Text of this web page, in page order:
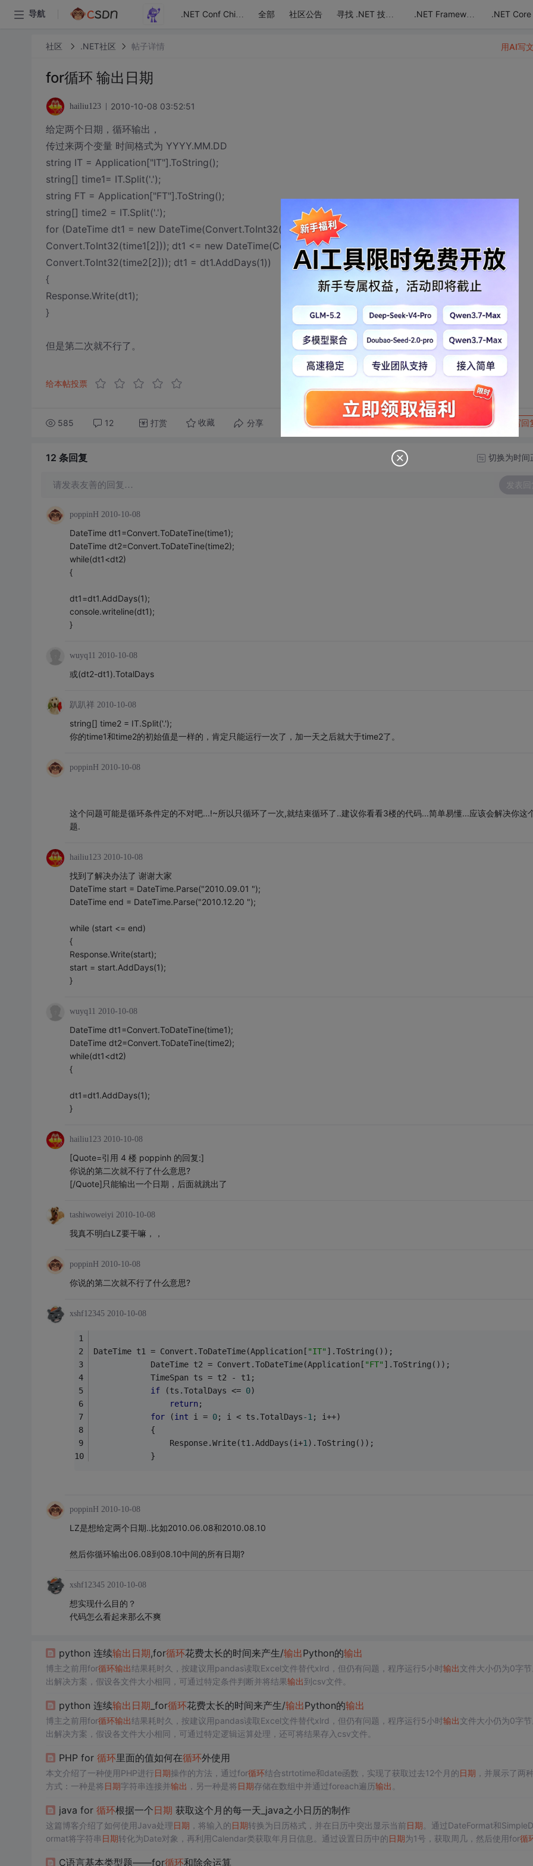
导航 .NET Conf China 全部 社区公告 寻找 .NET 技术达人 .NET Framework .NET Core
社区 .NET社区 帖子详情
for循环 输出日期
hailiu123 2010-10-08 03:52:51
给定两个日期，循环输出，
传过来两个变量 时间格式为 YYYY.MM.DD
string IT = Application["IT"].ToString();
string[] time1= IT.Split('.');
string FT = Application["FT"].ToString();
string[] time2 = IT.Split('.');
for (DateTime dt1 = new DateTime(Convert.ToInt32(time1[0]), Convert.ToInt32(time1[1]),
Convert.ToInt32(time1[2])); dt1 <= new DateTime(Convert.ToInt32(time2[0]), Convert.ToInt32(time2[1]),
Convert.ToInt32(time2[2])); dt1 = dt1.AddDays(1))
{
Response.Write(dt1);
}
但是第二次就不行了。
给本帖投票
585 12 打赏 收藏 分享 转发到动态 举报 写回
用AI写
12 条回复 切换为时间
请发表友善的回复… 发表回
poppinH 2010-10-08
DateTime dt1=Convert.ToDateTine(time1);
DateTime dt2=Convert.ToDateTine(time2);
while(dt1<dt2)
{
dt1=dt1.AddDays(1);
console.writeline(dt1);
}
wuyq11 2010-10-08
或(dt2-dt1).TotalDays
趴趴祥 2010-10-08
string[] time2 = IT.Split('.');
你的time1和time2的初始值是一样的，肯定只能运行一次了，加一天之后就大于time2了。
poppinH 2010-10-08
这个问题可能是循环条件定的不对吧...!~所以只循环了一次,就结束循环了..建议你看看3楼的代码...简单易懂...应该会解决你这
题.
hailiu123 2010-10-08
找到了解决办法了 谢谢大家
DateTime start = DateTime.Parse("2010.09.01 ");
DateTime end = DateTime.Parse("2010.12.20 ");
while (start <= end)
{
Response.Write(start);
start = start.AddDays(1);
}
wuyq11 2010-10-08
DateTime dt1=Convert.ToDateTine(time1);
DateTime dt2=Convert.ToDateTine(time2);
while(dt1<dt2)
{
dt1=dt1.AddDays(1);
}
hailiu123 2010-10-08
[Quote=引用 4 楼 poppinh 的回复:]
你说的第二次就不行了什么意思?
[/Quote]只能输出一个日期，后面就跳出了
tashiwoweiyi 2010-10-08
我真不明白LZ要干嘛，，
poppinH 2010-10-08
你说的第二次就不行了什么意思?
xshf12345 2010-10-08
DateTime t1 = Convert.ToDateTime(Application[ "IT" ].ToString());
            DateTime t2 = Convert.ToDateTime(Application[
"FT" ].ToString());
            TimeSpan ts = t2 - t1;
if (ts.TotalDays <= 0)
return;
for (int i = 0; i < ts.TotalDays-1 ; i++)
            {
                Response.Write(t1.AddDays(i+
1 ).ToString());
            }
poppinH 2010-10-08
LZ是想给定两个日期..比如2010.06.08和2010.08.10
然后你循环输出06.08到08.10中间的所有日期?
xshf12345 2010-10-08
想实现什么目的？
代码怎么看起来那么不爽
python 连续输出 日期,for循环花费太长的时间来产生/输出Python的输出
博主之前用for循环输出结果耗时久，按建议用pandas读取Excel文件替代xlrd，但仍有问题，程序运行5小时输出文件大小仍为0字
出解决方案，假设各文件大小相同，可通过特定条件判断并将结果输出到csv文件。
python 连续输出 日期 _for循环花费太长的时间来产生/输出Python的输出
博主之前用for循环输出结果耗时久，按建议用pandas读取Excel文件替代xlrd，但仍有问题，程序运行5小时输出文件大小仍为0字
出解决方案，假设各文件大小相同，可通过特定逻辑运算处理，还可将结果存入csv文件。
PHP for 循环里面的值如何在循环外使用
本文介绍了一种使用PHP进行日期操作的方法，通过for循环结合strtotime和date函数，实现了获取过去12个月的日期 ，并展示了两
方式：一种是将日期字符串连接并输出 ，另一种是将日期存储在数组中并通过foreach遍历输出
java for 循环根据一个日期 获取这个月的每一天_java之小日历的制作
这篇博客介绍了如何使用Java处理日期 ，将输入的日期转换为日历格式，并在日历中突出显示当前日期 。通过DateFormat和
ormat将字符串 日期转化为Date对象，再利用Calendar类获取年月日信息。通过设置日历中的日期为1号，获取周几，然后使用for循
C语言基本类型题——for循环和除余运算